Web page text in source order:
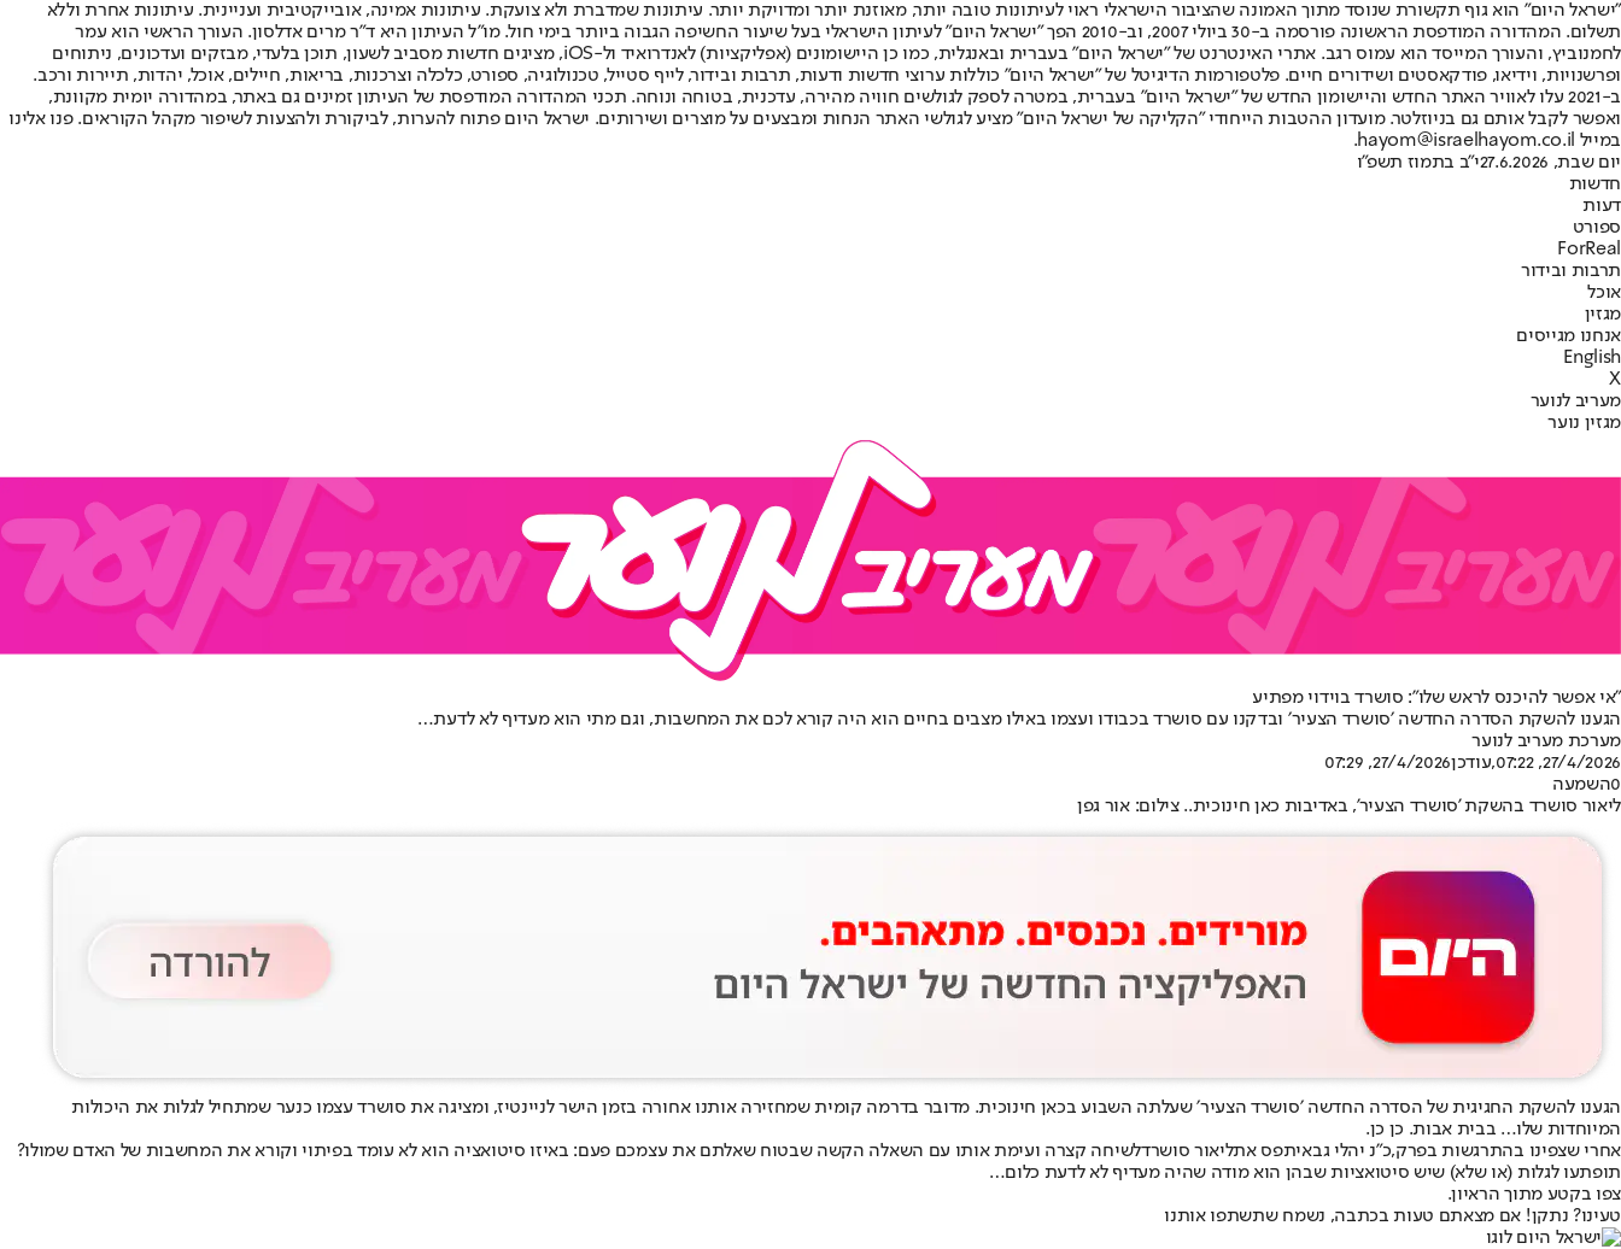
"ישראל היום" הוא גוף תקשורת שנוסד מתוך האמונה שהציבור הישראלי ראוי לעיתונות טובה יותר, מאוזנת יותר ומדויקת יותר. עיתונות שמדברת ולא צועקת. עיתונות אמינה, אובייקטיבית ועניינית. עיתונות אחרת וללא
תשלום. המהדורה המודפסת הראשונה פורסמה ב-30 ביולי 2007, וב-2010 הפך "ישראל היום" לעיתון הישראלי בעל שיעור החשיפה הגבוה ביותר בימי חול. מו"ל העיתון היא ד"ר מרים אדלסון. העורך הראשי הוא עמר
לחמנוביץ, והעורך המייסד הוא עמוס רגב. אתרי האינטרנט של "ישראל היום" בעברית ובאנגלית, כמו כן היישומונים (אפליקציות) לאנדרואיד ול-iOS, מציגים חדשות מסביב לשעון, תוכן בלעדי, מבזקים ועדכונים, ניתוחים
ופרשנויות, וידיאו, פודקאסטים ושידורים חיים. פלטפורמות הדיגיטל של "ישראל היום" כוללות ערוצי חדשות ודעות, תרבות ובידור, לייף סטייל, טכנולוגיה, ספורט, כלכלה וצרכנות, בריאות, חיילים, אוכל, יהדות, תיירות ורכב.
ב-2021 עלו לאוויר האתר החדש והיישומון החדש של "ישראל היום" בעברית, במטרה לספק לגולשים חוויה מהירה, עדכנית, בטוחה ונוחה. תכני המהדורה המודפסת של העיתון זמינים גם באתר, במהדורה יומית מקוונת,
ואפשר לקבל אותם גם בניוזלטר. מועדון ההטבות הייחודי "הקליקה של ישראל היום" מציע לגולשי האתר הנחות ומבצעים על מוצרים ושירותים. ישראל היום פתוח להערות, לביקורת ולהצעות לשיפור מקהל הקוראים. פנו אלינו
במייל hayom@israelhayom.co.il.
יום שבת, 27.6.2026
י"ב בתמוז תשפ"ו
חדשות
דעות
ספורט
ForReal
תרבות ובידור
אוכל
מגזין
אנחנו מגייסים
English
X
מעריב לנוער
מגזין נוער
"אי אפשר להיכנס לראש שלו": סושרד בוידוי מפתיע
הגענו להשקת הסדרה החדשה ׳סושרד הצעיר׳ ובדקנו עם סושרד בכבודו ועצמו באילו מצבים בחיים הוא היה קורא לכם את המחשבות, וגם מתי הוא מעדיף לא לדעת…
מערכת מעריב לנוער
27/4/2026, 07:22
,עודכן27/4/2026, 07:29
0השמעה
ליאור סושרד בהשקת 'סושרד הצעיר', באדיבות כאן חינוכית.. צילום: אור גפן
הגענו להשקת החגיגית של הסדרה החדשה ׳סושרד הצעיר׳ שעלתה השבוע בכאן חינוכית. מדובר בדרמה קומית שמחזירה אותנו אחורה בזמן הישר לניינטיז, ומציגה את סושרד עצמו כנער שמתחיל לגלות את היכולות
המיוחדות שלו… בבית אבות. כן כן.
אחרי שצפינו בהתרגשות בפרק,כ"נ יהלי גבאיתפס אתליאור סושרדלשיחה קצרה ועימת אותו עם השאלה הקשה שבטוח שאלתם את עצמכם פעם: באיזו סיטואציה הוא לא עומד בפיתוי וקורא את המחשבות של האדם שמולו?
תופתעו לגלות (או שלא) שיש סיטואציות שבהן הוא מודה שהיה מעדיף לא לדעת כלום…
צפו בקטע מתוך הראיון.
טעינו? נתקן! אם מצאתם טעות בכתבה, נשמח שתשתפו אותנו